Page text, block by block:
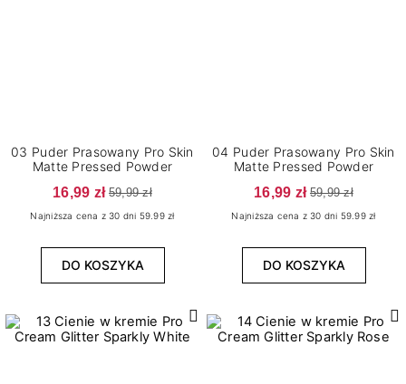
03 Puder Prasowany Pro Skin
Matte Pressed Powder
16,99 zł 59,99 zł
Najniższa cena z 30 dni 59.99 zł
DO KOSZYKA
04 Puder Prasowany Pro Skin
Matte Pressed Powder
16,99 zł 59,99 zł
Najniższa cena z 30 dni 59.99 zł
DO KOSZYKA